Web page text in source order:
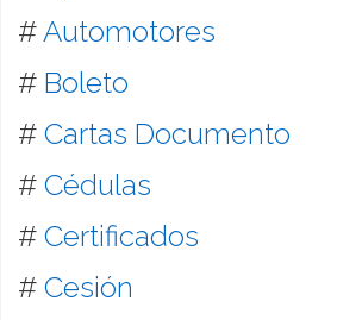
#Automotores
# Boleto
# Cartas Documento
# Cédulas
# Certificados
# Cesión